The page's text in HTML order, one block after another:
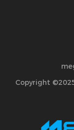
Copyright